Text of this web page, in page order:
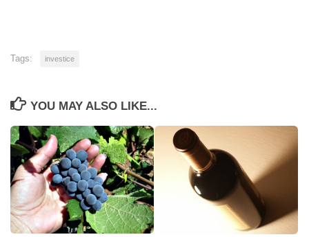
Tags: investice
YOU MAY ALSO LIKE...